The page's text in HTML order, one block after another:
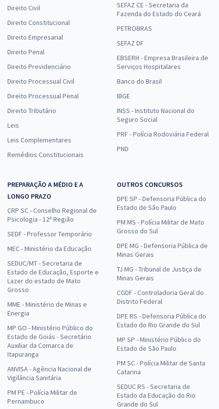
Direito Civil
Direito Constitucional
Direito Empresarial
Direito Penal
Direito Previdenciário
Direito Processual Civil
Direito Processual Penal
Direito Tributário
Leis
Leis Complementares
Remédios Constitucionais
SEFAZ CE - Secretaria da
Fazenda do Estado do Ceará
PETROBRAS
SEFAZ DF
EBSERH - Empresa Brasileira de
Serviços Hospitalares
Banco do Brasil
IBGE
INSS - Instituto Nacional do
Seguro Social
PRF - Polícia Rodoviária Federal
PND
PREPARAÇÃO A MÉDIO E A
LONGO PRAZO
CRP SC - Conselho Regional de
Psicologia - 12ª Região
SEDF - Professor Temporário
MEC - Ministério da Educação
SEDUC/MT - Secretaria de
Estado de Educação, Esporte e
Lazer do estado de Mato
Grosso
MME - Ministério de Minas e
Energia
MP GO - Ministério Público do
Estado de Goiás - Secretário
Auxiliar da Comarca de
Itapuranga
ANVISA - Agência Nacional de
Vigilância Sanitária
PM PE - Polícia Militar de
Pernambuco
OUTROS CONCURSOS
DPE SP - Defensoria Pública do
Estado de São Paulo
PM MS - Polícia Militar de Mato
Grosso do Sul
DPE MG - Defensoria Pública de
Minas Gerais
TJ MG - Tribunal de Justiça de
Minas Gerais
CGDF - Controladoria Geral do
Distrito Federal
DPE RS - Defensoria Pública do
Estado do Rio Grande do Sul
MP SP - Ministério Público do
Estado de São Paulo
PM SC - Polícia Militar de Santa
Catarina
SEDUC RS - Secretaria de
Estado da Educação do Rio
Grande do Sul